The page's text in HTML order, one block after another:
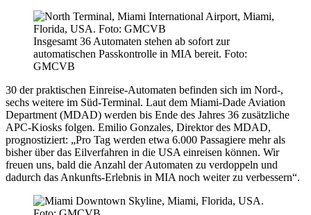
Insgesamt 36 Automaten stehen ab sofort zur
automatischen Passkontrolle in MIA bereit. Foto:
GMCVB
30 der praktischen Einreise-Automaten befinden sich im Nord-,
sechs weitere im Süd-Terminal. Laut dem Miami-Dade Aviation
Department (MDAD) werden bis Ende des Jahres 36 zusätzliche
APC-Kiosks folgen. Emilio Gonzales, Direktor des MDAD,
prognostiziert: „Pro Tag werden etwa 6.000 Passagiere mehr als
bisher über das Eilverfahren in die USA einreisen können. Wir
freuen uns, bald die Anzahl der Automaten zu verdoppeln und
dadurch das Ankunfts-Erlebnis in MIA noch weiter zu verbessern“.